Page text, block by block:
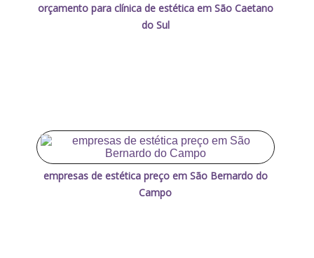
orçamento para clínica de estética em São Caetano
do Sul
empresas de estética preço em São Bernardo do
Campo